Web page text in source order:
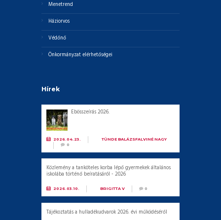
Menetrend
Háziorvos
Védőnő
Önkormányzat elérhetőségei
Hírek
Ebösszeírás 2026.
2026.04.23.
TÜNDE BALÁZSFALVINÉ NAGY
0
Közlemény a tanköteles korba lépő gyermekek általános
iskolába történő beíratásáról - 2026
2026.03.10. BRIGITTA V 0
Tájékoztatás a hulladékudvarok 2026. évi működéséről